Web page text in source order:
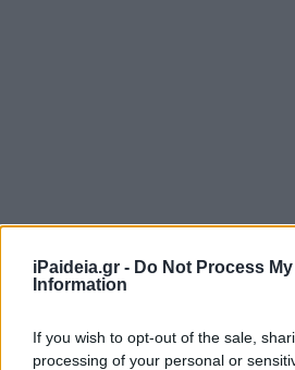
iPaideia.gr - Do Not Process
Information
If you wish to opt-out of the sale,
processing of your personal or